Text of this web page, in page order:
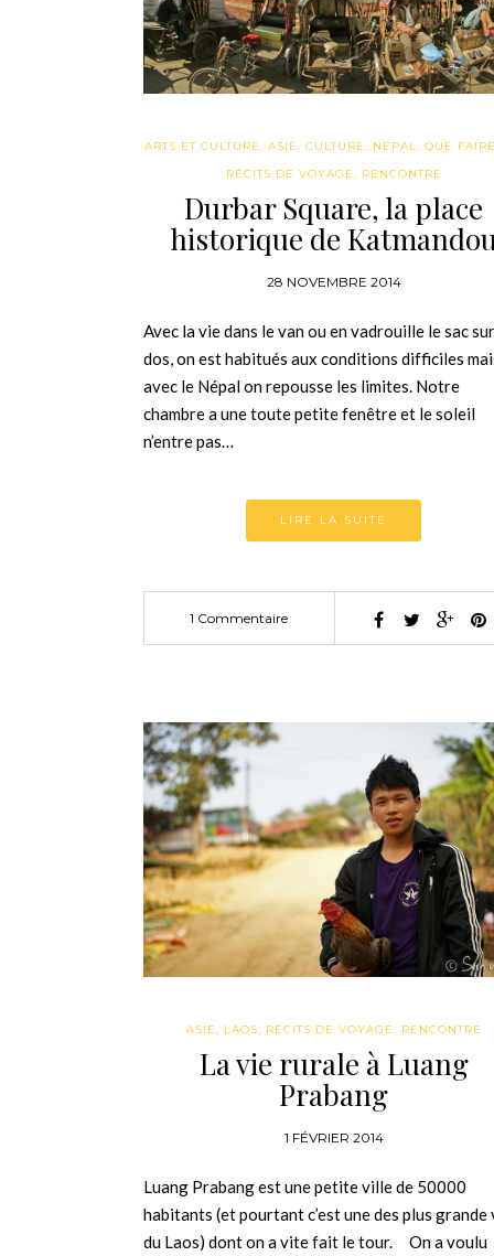
ARTS ET CULTURE, ASIE, CULTURE, NEPAL, QUE
RÉCITS DE VOYAGE, RENCONTRE
Durbar Square, la place
historique de
28 NOVEMBRE 2014
Avec la vie dans le van ou en vadrouille le sac
dos, on est habitués aux conditions difficiles
avec le Népal on repousse les limites. Notre
chambre a une toute petite fenêtre et le soleil
n’entre pas…
LIRE LA SUITE
1 Commentaire
ASIE, LAOS, RÉCITS DE VOYAGE, RENCONTRE
La vie rurale à Luang
Prabang
1 FÉVRIER 2014
Luang Prabang est une petite ville de 50000
habitants (et pourtant c’est une des plus grande
du Laos) dont on a vite fait le tour. On a voulu